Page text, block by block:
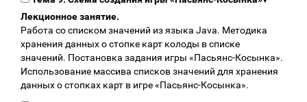
Лекционное занятие.
Работа со списком значений из языка Java. Методика
хранения данных о стопке карт колоды в списке
значений. Постановка задания игры «Пасьянс-Косынка».
Использование массива списков значений для хранения
данных о стопках карт в игре «Пасьянс-Косынка».